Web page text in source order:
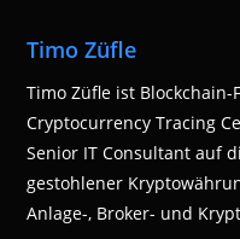
Timo Züfle
Timo Züfle ist
Cryptocurrency Tracing
Senior IT Consultant auf
gestohlener
Anlage-, Broker- und